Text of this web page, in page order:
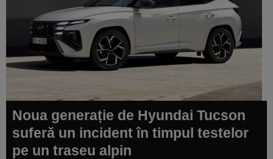
Noua generație de Hyundai Tucson
suferă un incident în timpul testelor
pe un traseu alpin